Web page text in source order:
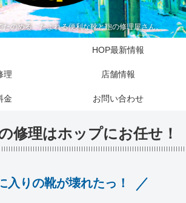
たのめる・たよれる便利な靴と鞄の修理屋さん。
HOP最新情報
理 店舗情報
金 お問い合わせ
修理はホップにお任せ！
入りの靴が壊れたっ！